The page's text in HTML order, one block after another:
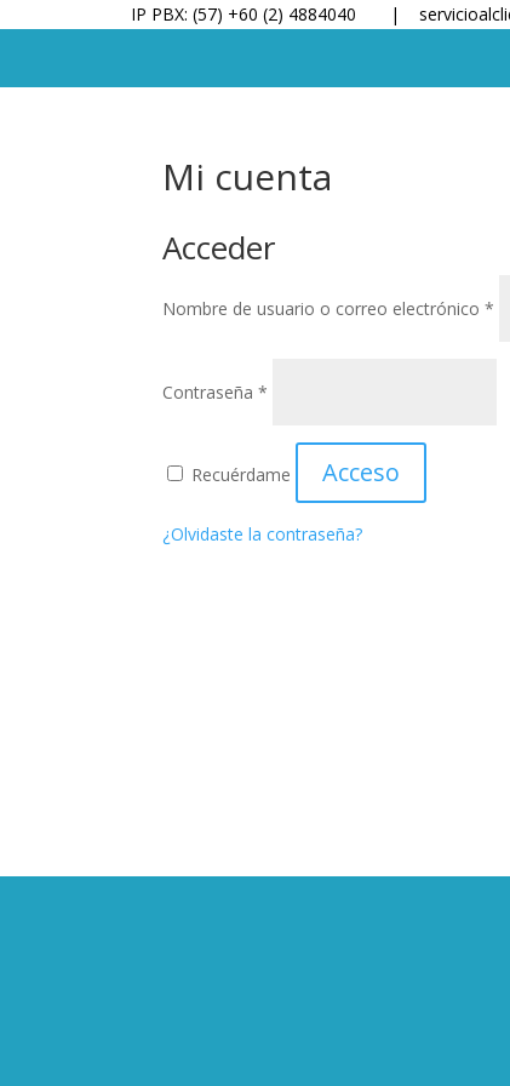
IP PBX: (57) +60 (2) 4884040 |
Mi cuenta
Acceder
Nombre de usuario o correo electrónico*
Contraseña*
Recuérdame Acceso
¿Olvidaste la contraseña?